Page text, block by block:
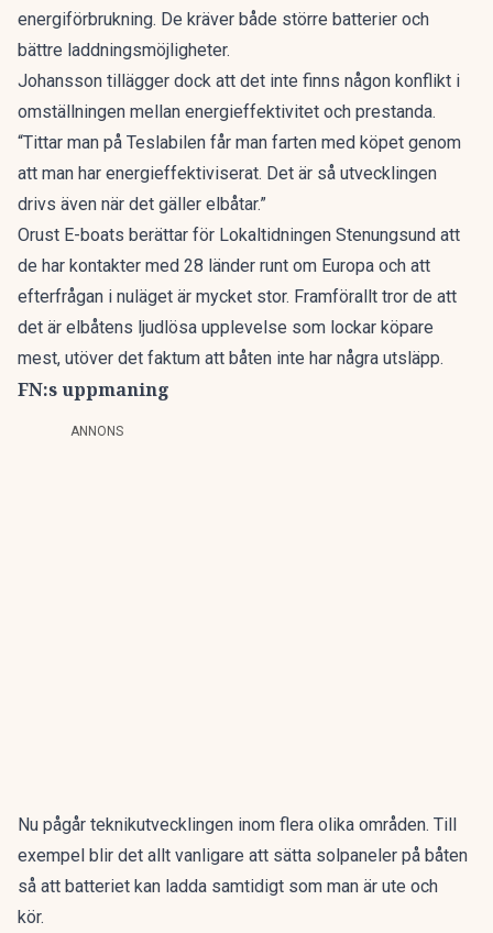
energiförbrukning. De kräver både större batterier och
bättre laddningsmöjligheter.
Johansson tillägger dock att det inte finns någon konflikt i
omställningen mellan energieffektivitet och prestanda.
“Tittar man på Teslabilen får man farten med köpet genom
att man har energieffektiviserat. Det är så utvecklingen
drivs även när det gäller elbåtar.”
Orust E-boats berättar för Lokaltidningen Stenungsund att
de har kontakter med 28 länder runt om Europa och att
efterfrågan i nuläget är mycket stor. Framförallt tror de att
det är elbåtens ljudlösa upplevelse som lockar köpare
mest, utöver det faktum att båten inte har några utsläpp.
FN:s uppmaning
ANNONS
Nu pågår teknikutvecklingen inom flera olika områden. Till
exempel blir det allt vanligare att sätta solpaneler på båten
så att batteriet kan ladda samtidigt som man är ute och
kör.